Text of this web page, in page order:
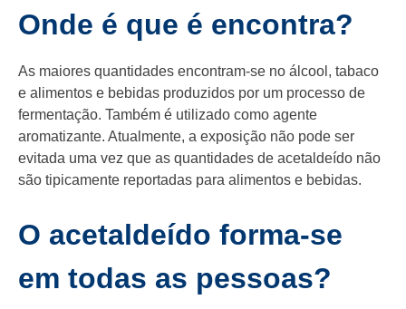
Onde é que é encontra?
As maiores quantidades encontram-se no álcool, tabaco
e alimentos e bebidas produzidos por um processo de
fermentação. Também é utilizado como agente
aromatizante. Atualmente, a exposição não pode ser
evitada uma vez que as quantidades de acetaldeído não
são tipicamente reportadas para alimentos e bebidas.
O acetaldeído forma-se
em todas as pessoas?